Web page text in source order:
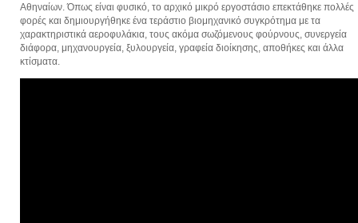
Αθηναίων. Όπως είναι φυσικό, το αρχικό μικρό εργοστάσιο επεκτάθηκε πολλές
φορές και δημιουργήθηκε ένα τεράστιο βιομηχανικό συγκρότημα με τα
χαρακτηριστικά αεροφυλάκια, τους ακόμα σωζόμενους φούρνους, συνεργεία
διάφορα, μηχανουργεία, ξυλουργεία, γραφεία διοίκησης, αποθήκες και άλλα
κτίσματα.